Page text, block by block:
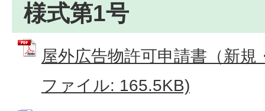
様式第1号
屋外広告物許可申請書（新規
ファイル: 165.5KB)